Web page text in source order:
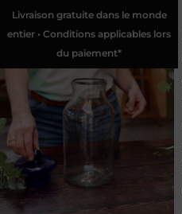
Livraison gratuite dans le monde
entier • Conditions applicables lors
du paiement*